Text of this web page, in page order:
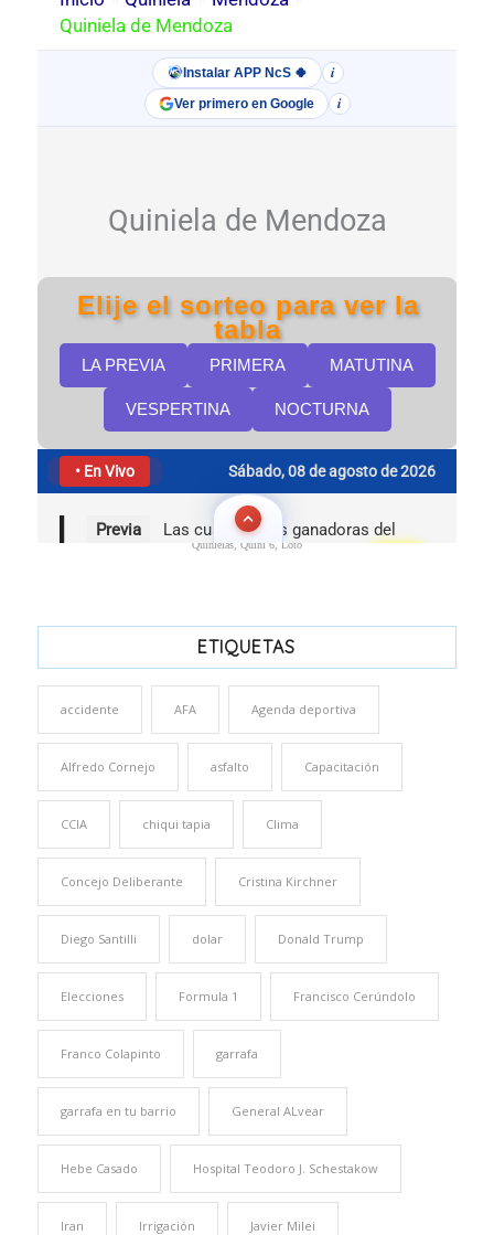
Quinielas, Quini 6, Loto
ETIQUETAS
accidente AFA Agenda deportiva
Alfredo Cornejo asfalto Capacitación
CCIA chiqui tapia Clima
Concejo Deliberante Cristina Kirchner
Diego Santilli dolar Donald Trump
Elecciones Formula 1 Francisco Cerúndolo
Franco Colapinto garrafa
garrafa en tu barrio General ALvear
Hebe Casado Hospital Teodoro J. Schestakow
Iran Irrigación Javier Milei